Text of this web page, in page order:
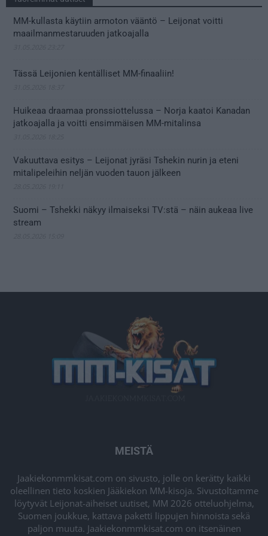
MM-kullasta käytiin armoton vääntö – Leijonat voitti
maailmanmestaruuden jatkoajalla
Tässä Leijonien kentälliset MM-finaaliin!
Huikeaa draamaa pronssiottelussa – Norja kaatoi Kanadan
jatkoajalla ja voitti ensimmäisen MM-mitalinsa
Vakuuttava esitys – Leijonat jyräsi Tshekin nurin ja eteni
mitalipeleihin neljän vuoden tauon jälkeen
Suomi – Tshekki näkyy ilmaiseksi TV:stä – näin aukeaa live
stream
MEISTÄ
Jaakiekonmmkisat.com on sivusto, jolle on kerätty kaikki
oleellinen tieto koskien Jääkiekon MM-kisoja. Sivustoltamme
löytyvät Leijonat-aiheiset uutiset, MM 2026 otteluohjelma,
Suomen joukkue, kattava paketti lippujen hinnoista sekä
paljon muuta. Jaakiekonmmkisat.com on itsenäinen